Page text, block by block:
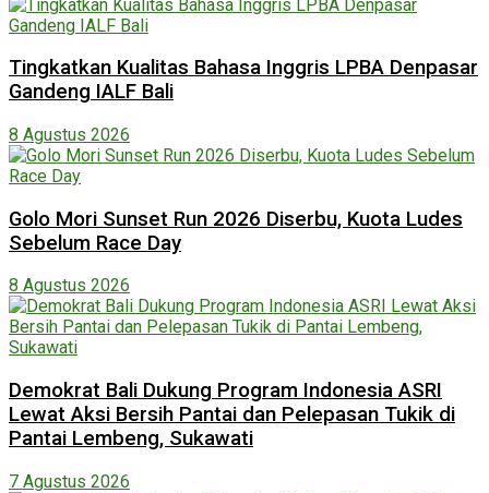
Tingkatkan Kualitas Bahasa Inggris LPBA Denpasar
Gandeng IALF Bali
8 Agustus 2026
Golo Mori Sunset Run 2026 Diserbu, Kuota Ludes
Sebelum Race Day
8 Agustus 2026
Demokrat Bali Dukung Program Indonesia ASRI
Lewat Aksi Bersih Pantai dan Pelepasan Tukik di
Pantai Lembeng, Sukawati
7 Agustus 2026